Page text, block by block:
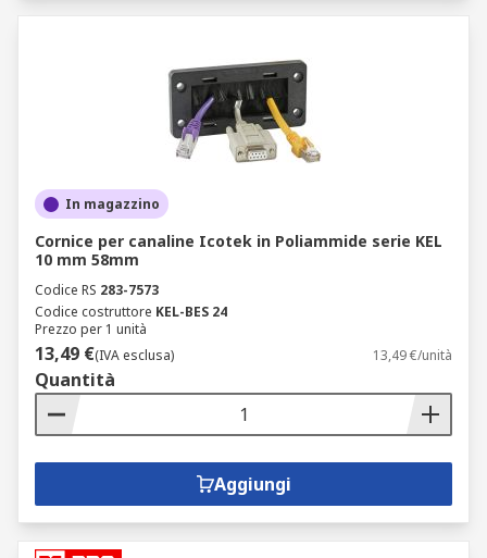
In magazzino
Cornice per canaline Icotek in Poliammide serie KEL
10 mm 58mm
Codice RS 283-7573
Codice costruttore KEL-BES 24
Prezzo per 1 unità
13,49 €(IVA esclusa) 13,49 €/unità
Quantità
Aggiungi